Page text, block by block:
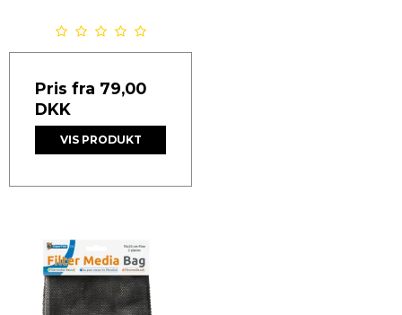
Pris fra 79,00
DKK
VIS PRODUKT